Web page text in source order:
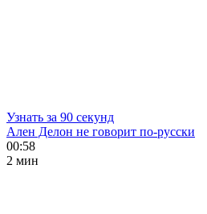
Узнать за 90 секунд
Ален Делон не говорит по-русски
00:58
2 мин